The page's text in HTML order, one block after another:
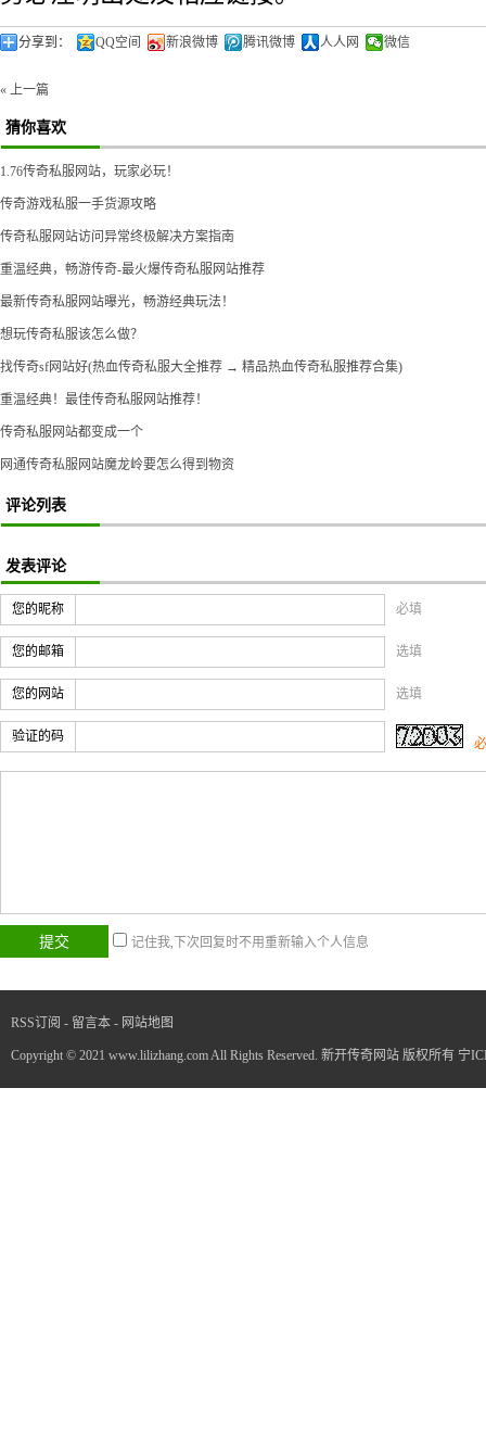
分享到： QQ空间 新浪微博 腾讯微博 人人网 微信
« 上一篇
猜你喜欢
1.76传奇私服网站，玩家必玩！
传奇游戏私服一手货源攻略
传奇私服网站访问异常终极解决方案指南
重温经典，畅游传奇-最火爆传奇私服网站推荐
最新传奇私服网站曝光，畅游经典玩法！
想玩传奇私服该怎么做？
找传奇sf网站好(热血传奇私服大全推荐 → 精品热血传奇私服推荐合集)
重温经典！最佳传奇私服网站推荐！
传奇私服网站都变成一个
网通传奇私服网站魔龙岭要怎么得到物资
评论列表
发表评论
您的昵称 必填
您的邮箱 选填
您的网站 选填
验证的码
记住我,下次回复时不用重新输入个人信息
RSS订阅 - 留言本 - 网站地图
Copyright © 2021 www.lilizhang.com All Rights Reserved. 新开传奇网站 版权所有 宁